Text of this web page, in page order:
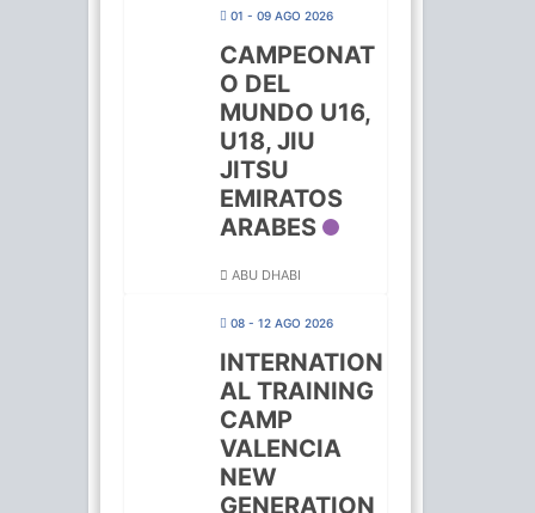
01 - 09 AGO 2026
CAMPEONAT
O DEL
MUNDO U16,
U18, JIU
JITSU
EMIRATOS
ARABES
ABU DHABI
08 - 12 AGO 2026
INTERNATION
AL TRAINING
CAMP
VALENCIA
NEW
GENERATION